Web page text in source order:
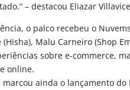
– destacou Eliazar
o palco recebeu o
(Hisha), Malu Carneiro (Shop
sobre e-commerce,
online.
ainda o lançamento do